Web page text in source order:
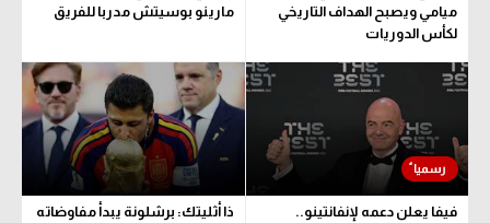
ميامي ويصبح الهداف التاريخي
لكأس الدوريات
مارينو بوسيتش مدربا للفريق
فيفا يعلن دعمه لإنفانتينو..
ذا أثليتك: برشلونة يبدأ مفاوضاته